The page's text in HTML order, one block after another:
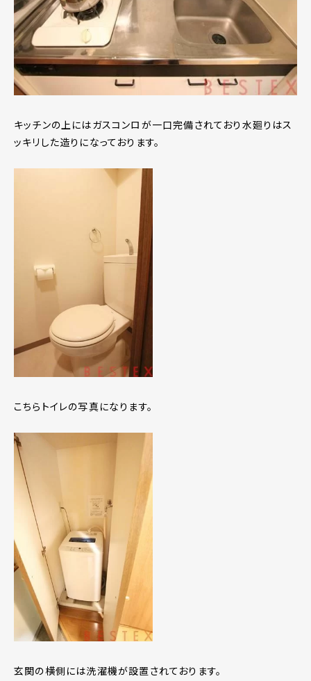
キッチンの上にはガスコンロが一口完備されており水廻りはス
ッキリした造りになっております。
こちらトイレの写真になります。
玄関の横側には洗濯機が設置されております。